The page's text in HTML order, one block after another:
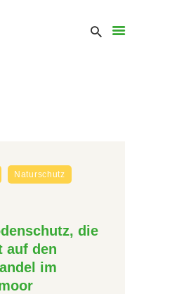
Naturschutz
die
auf den
im